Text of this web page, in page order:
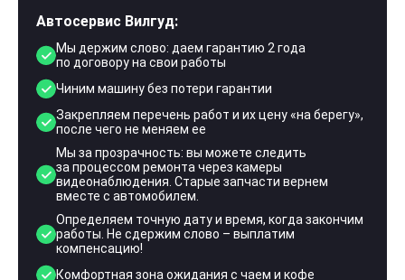
Автосервис Вилгуд:
Мы держим слово: даем гарантию 2 года
по договору на свои работы
Чиним машину без потери гарантии
Закрепляем перечень работ и их цену «на берегу»,
после чего не меняем ее
Мы за прозрачность: вы можете следить
за процессом ремонта через камеры
видеонаблюдения. Старые запчасти вернем
вместе с автомобилем.
Определяем точную дату и время, когда закончим
работы. Не сдержим слово – выплатим
компенсацию!
Комфортная зона ожидания с чаем и кофе